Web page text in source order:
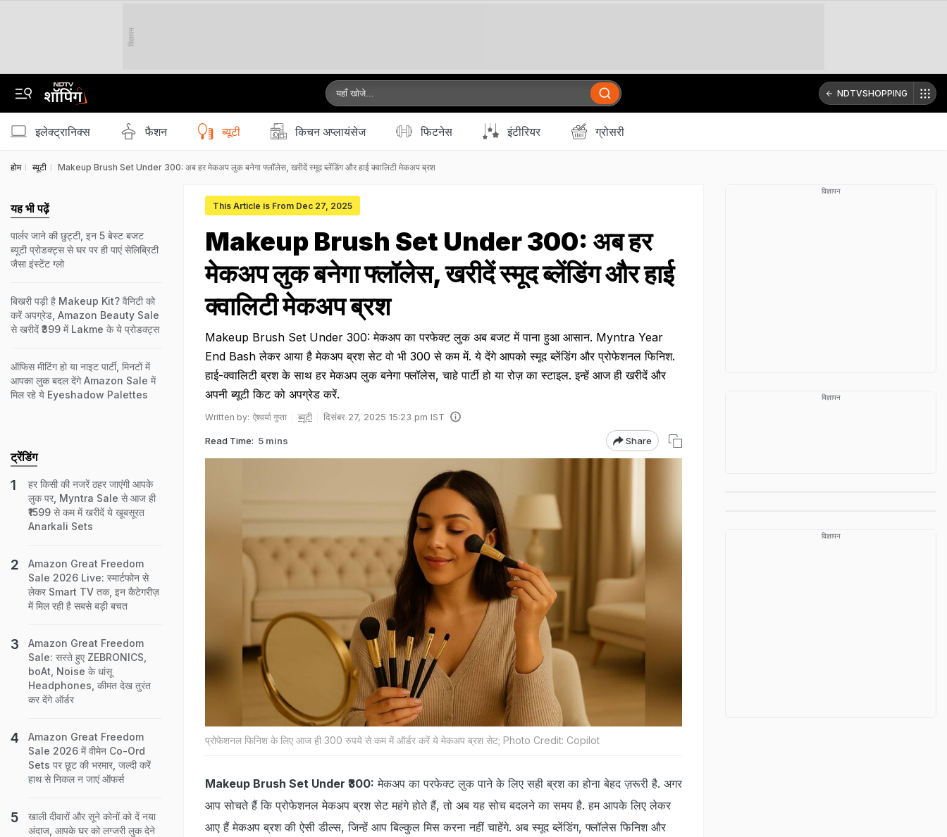
विज्ञापन
NDTVSHOPPING
इलेक्ट्रानिक्स फैशन ब्‍यूटी किचन अप्लायंसेज फिटनेस इंटीरियर ग्रोसरी
होम ब्‍यूटी Makeup Brush Set Under ₹300: अब हर मेकअप लुक बनेगा फ्लॉलेस, खरीदें स्मूद ब्लेंडिंग और हाई क्वालिटी मेकअप ब्रश
This Article is From Dec 27, 2025
Makeup Brush Set Under ₹300: अब हर
मेकअप लुक बनेगा फ्लॉलेस, खरीदें स्मूद ब्लेंडिंग और हाई
क्वालिटी मेकअप ब्रश
Makeup Brush Set Under ₹300: मेकअप का परफेक्ट लुक अब बजट में पाना हुआ आसान. Myntra Year
End Bash लेकर आया है मेकअप ब्रश सेट वो भी ₹300 से कम में. ये देंगे आपको स्मूद ब्लेंडिंग और प्रोफेशनल फिनिश.
हाई-क्वालिटी ब्रश के साथ हर मेकअप लुक बनेगा फ्लॉलेस, चाहे पार्टी हो या रोज़ का स्टाइल. इन्हें आज ही खरीदें और
अपनी ब्यूटी किट को अपग्रेड करें.
Written by: ऐश्वर्या गुप्ता ब्‍यूटी दिसंबर 27, 2025 15:23 pm IST
Read Time: 5 mins Share
प्रोफेशनल फिनिश के लिए आज ही 300 रुपये से कम में ऑर्डर करें ये मेकअप ब्रश सेट; Photo Credit: Copilot
Makeup Brush Set Under ₹300: मेकअप का परफेक्ट लुक पाने के लिए सही ब्रश का होना बेहद ज़रूरी है. अगर
आप सोचते हैं कि प्रोफेशनल मेकअप ब्रश सेट महंगे होते हैं, तो अब यह सोच बदलने का समय है. हम आपके लिए लेकर
आए हैं मेकअप ब्रश की ऐसी डील्स, जिन्हें आप बिल्कुल मिस करना नहीं चाहेंगे. अब स्मूद ब्लेंडिंग, फ्लॉलेस फिनिश और
यह भी पढ़ें
पार्लर जाने की छुट्टी, इन 5 बेस्ट बजट
ब्यूटी प्रोडक्ट्स से घर पर ही पाएं सेलिब्रिटी
जैसा इंस्टेंट ग्लो
बिखरी पड़ी है Makeup Kit? वैनिटी को
करें अपग्रेड, Amazon Beauty Sale
से खरीदें ₹399 में Lakme के ये प्रोडक्ट्स
ऑफिस मीटिंग हो या नाइट पार्टी, मिनटों में
आपका लुक बदल देंगे Amazon Sale में
मिल रहे ये Eyeshadow Palettes
ट्रेंडिंग
हर किसी की नजरें ठहर जाएंगी आपके
लुक पर, Myntra Sale से आज ही
₹1599 से कम में खरीदें ये खूबसूरत
Anarkali Sets
Amazon Great Freedom
Sale 2026 Live: स्मार्टफोन से
लेकर Smart TV तक, इन कैटेगरीज़
में मिल रही है सबसे बड़ी बचत
Amazon Great Freedom
Sale: सस्ते हुए ZEBRONICS,
boAt, Noise के धांसू
Headphones, कीमत देख तुरंत
कर देंगे ऑर्डर
Amazon Great Freedom
Sale 2026 में वीमेन Co-Ord
Sets पर छूट की भरमार, जल्दी करें
हाथ से निकल न जाएं ऑफर्स
खाली दीवारों और सूने कोनों को दें नया
अंदाज, आपके घर को लग्जरी लुक देने
विज्ञापन
विज्ञापन
विज्ञापन